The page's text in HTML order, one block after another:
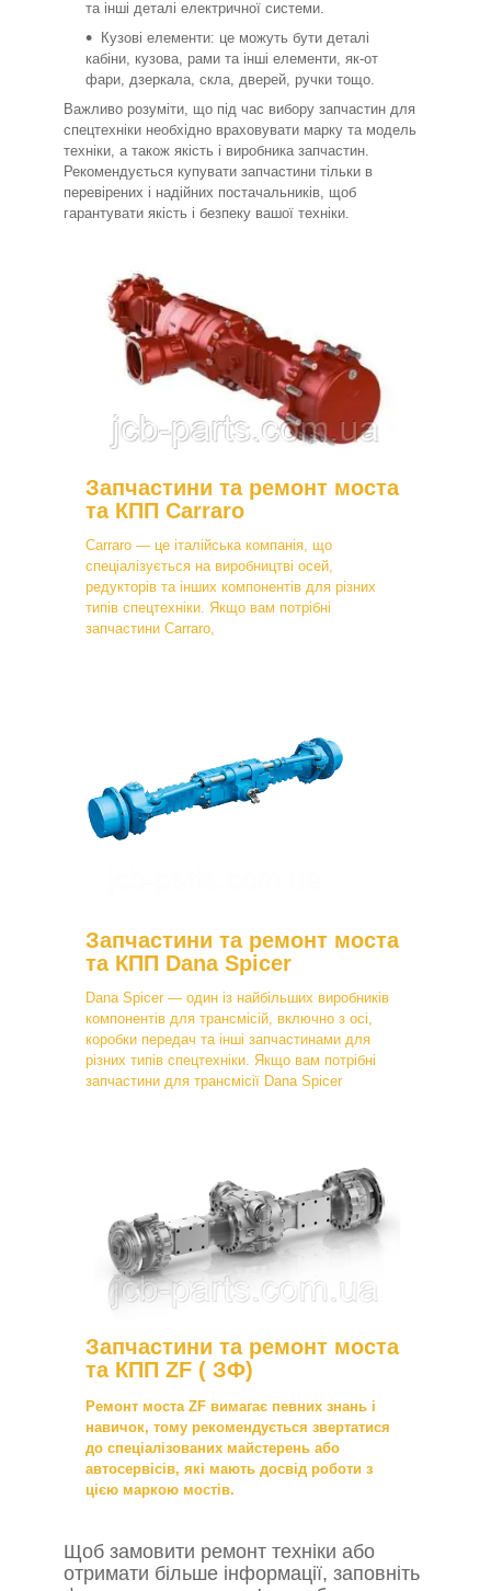
та інші деталі електричної системи.
Кузові елементи: це можуть бути деталі
кабіни, кузова, рами та інші елементи, як-от
фари, дзеркала, скла, дверей, ручки тощо.
Важливо розуміти, що під час вибору запчастин для
спецтехніки необхідно враховувати марку та модель
техніки, а також якість і виробника запчастин.
Рекомендується купувати запчастини тільки в
перевірених і надійних постачальників, щоб
гарантувати якість і безпеку вашої техніки.
Запчастини та ремонт моста
та КПП Carraro
Carraro — це італійська компанія, що
спеціалізується на виробництві осей,
редукторів та інших компонентів для різних
типів спецтехніки. Якщо вам потрібні
запчастини Carraro,
Запчастини та ремонт моста
та КПП Dana Spicer
Dana Spicer — один із найбільших виробників
компонентів для трансмісій, включно з осі,
коробки передач та інші запчастинами для
різних типів спецтехніки. Якщо вам потрібні
запчастини для трансмісії Dana Spicer
Запчастини та ремонт моста
та КПП ZF ( ЗФ)
Ремонт моста ZF вимагає певних знань і
навичок, тому рекомендується звертатися
до спеціалізованих майстерень або
автосервісів, які мають досвід роботи з
цією маркою мостів.
Щоб замовити ремонт техніки або
отримати більше інформації, заповніть